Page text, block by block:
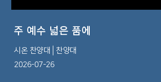
주 예수 넓은 품에
시온 찬양대
찬양대
2026-07-26